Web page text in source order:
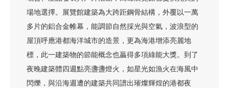
場地選擇。展覽館建築為大跨距鋼骨結構，外覆以一萬
多片的鋁合金帷幕，能調節自然採光與空氣，波浪型的
屋頂呼應港都海洋城市的造景，更為海港增添亮麗地
標，此一建築物的節能概念也贏得多項綠能大獎。到了
夜晚建築體四週點亮盞盞燈火，如星光如漁火在海風中
閃爍，與沿海週遭的建築共同譜出璀燦輝煌的港都夜